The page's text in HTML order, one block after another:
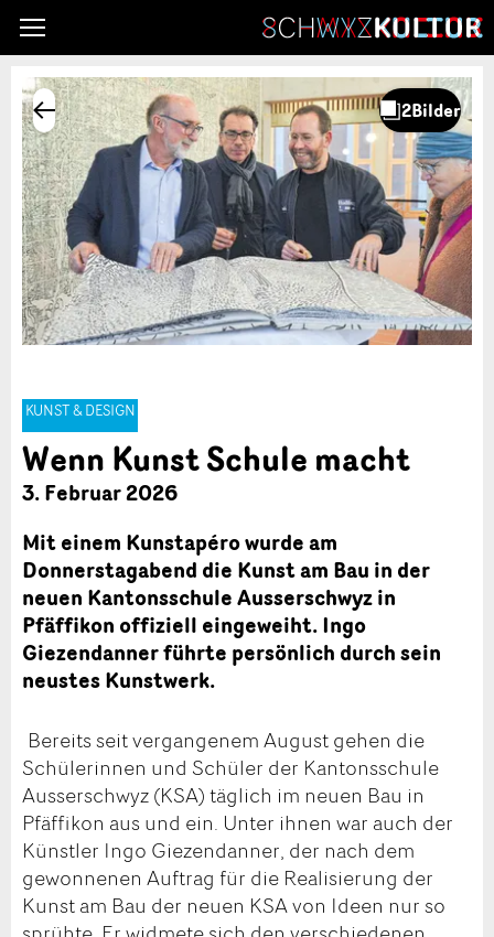
KUNST & DESIGN
Wenn Kunst Schule macht
3. Februar 2026
Mit einem Kunstapéro wurde am
Donnerstagabend die Kunst am Bau in der
neuen Kantonsschule Ausserschwyz in
Pfäffikon offiziell eingeweiht. Ingo
Giezendanner führte persönlich durch sein
neustes Kunstwerk.
Bereits seit vergangenem August gehen die
Schülerinnen und Schüler der Kantonsschule
Ausserschwyz (KSA) täglich im neuen Bau in
Pfäffikon aus und ein. Unter ihnen war auch der
Künstler Ingo Giezendanner, der nach dem
gewonnenen Auftrag für die Realisierung der
Kunst am Bau der neuen KSA von Ideen nur so